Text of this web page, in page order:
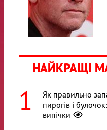
НАЙКРАЩІ
Як правильно
пирогів і
випічки